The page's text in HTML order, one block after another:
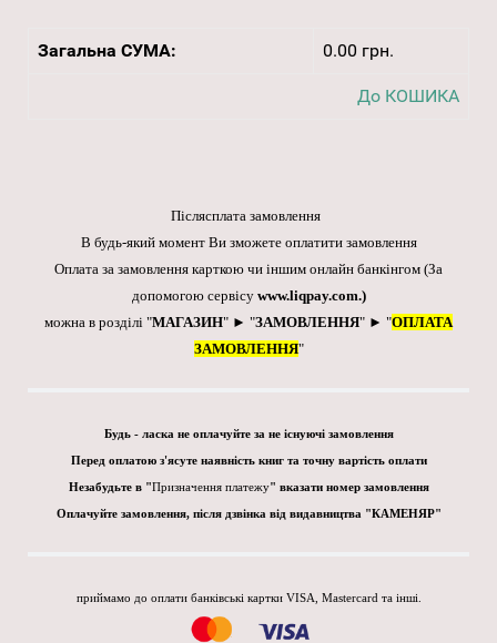
Загальна СУМА: 0.00 грн.
До КОШИКА
Післясплата замовлення
В будь-який момент Ви зможете оплатити замовлення
Оплата за замовлення карткою чи іншим онлайн банкінгом (За
допомогою сервісу www.liqpay.com.)
можна в розділі "МАГАЗИН" ► "ЗАМОВЛЕННЯ" ► "ОПЛАТА
ЗАМОВЛЕННЯ"
Будь - ласка не оплачуйте за не існуючі замовлення
Перед оплатою з'ясуте наявність книг та точну вартість оплати
Незабудьте в "Призначення платежу" вказати номер замовлення
Оплачуйте замовлення, після дзвінка від видавництва "КАМЕНЯР"
приймамо до оплати банківські картки VISA, Mastercard та інші.